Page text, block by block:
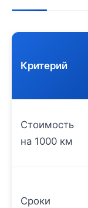
Критерий
Стоимость
на 1000 км
Сроки